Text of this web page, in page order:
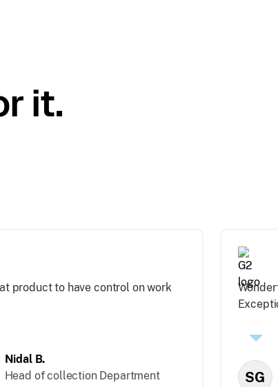
it.
product to have control on work
Nidal B.
Head of collection Department
SG